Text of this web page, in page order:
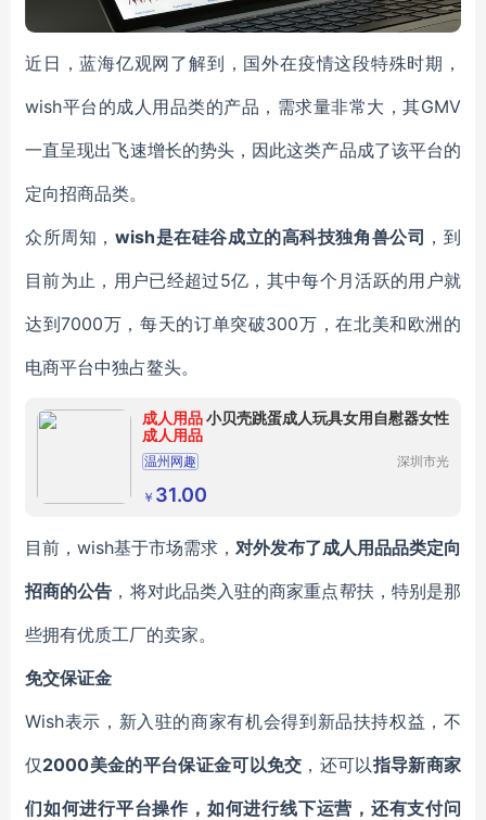
近日，蓝海亿观网了解到，国外在疫情这段特殊时期，
wish平台的成人用品类的产品，需求量非常大，其GMV
一直呈现出飞速增长的势头，因此这类产品成了该平台的
定向招商品类。
众所周知， wish是在硅谷成立的高科技独角兽公司 ，到
目前为止，用户已经超过5亿，其中每个月活跃的用户就
达到7000万，每天的订单突破300万，在北美和欧洲的
电商平台中独占鳌头。
成人用品小贝壳跳蛋成人玩具女用自慰器女性
成人用品
温州网趣
深圳市光
￥ 31.00
目前，wish基于市场需求， 对外发布了成人用品品类定向
招商的公告 ，将对此品类入驻的商家重点帮扶，特别是那
些拥有优质工厂的卖家。
免交保证金
Wish表示，新入驻的商家有机会得到新品扶持权益，不
仅2000美金的平台保证金可以免交 ，还可以指导新商家
们如何进行平台操作，如何进行线下运营，还有支付问